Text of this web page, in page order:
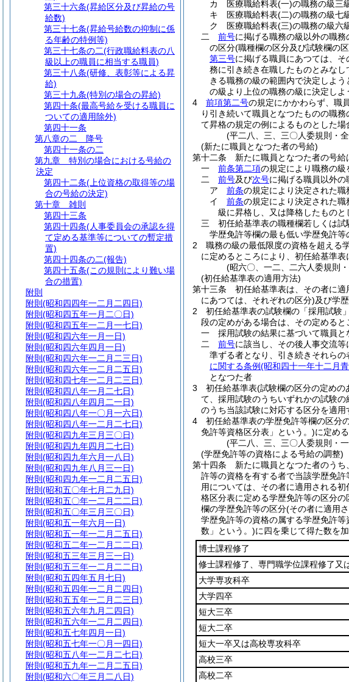
カ
医療職給料表(一)の職務の級三
キ
医療職給料表(二)の職務の級七
ク
医療職給料表(三)の職務の級六
二
前号に掲げる職務の級以外の職
の区分(職種欄の区分及び試験欄の
第三号に掲げる職員にあつては、
務に引き続き在職したものとみなし
きる職務の級の範囲内で決定しよ
の級より上位の職務の級に決定し
4
前項第二号の規定にかかわらず、職
り引き続いて職員となつたものの職務
て昇格の規定の例によるものとした
(平二八、三、三〇人委規則・
(新たに職員となつた者の号給)
第十二条
新たに職員となつた者の号給
一
前条第二項の規定により職務の
二
前号及び次号に掲げる職員以外
ア
前条の規定により決定された
イ
前条の規定により決定された
級に昇格し、又は降格したものと
三
初任給基準表の職種欄若しくは
学歴免許等欄の最も低い学歴免許
2
職務の級の最低限度の資格を超える
に定めるところにより、初任給基準
(昭六〇、一二、二六人委規則
(初任給基準表の適用方法)
第十三条
初任給基準表は、その者に
にあつては、それぞれの区分)及び学
2
初任給基準表の試験欄の「採用試験
段の定めがある場合は、その定めると
一
採用試験の結果に基づいて職員と
二
前号に該当し、その後人事交流
準ずる者となり、引き続きそれら
に関する条例(昭和四十一年十二月
となつた者
3
初任給基準表(試験欄の区分の定めの
て、採用試験のうちいずれかの試験
のうち当該試験に対応する区分を適用
4
初任給基準表の学歴免許等欄の区分
免許等資格区分表」という。)に定め
(平二八、三、三〇人委規則・
(学歴免許等の資格による号給の調整)
第十四条
新たに職員となつた者のう
許等の資格を有する者で当該学歴免
用については、その者に適用される
格区分表に定める学歴免許等の区分の
欄の学歴免許等の区分(その者に適用
学歴免許等の資格の属する学歴免許
数」という。)に四を乗じて得た数を
博士課程修了
修士課程修了、専門職学位課程修了又
大学専攻科卒
大学四卒
短大三卒
短大二卒
短大一卒又は高校専攻科卒
高校三卒
高校二卒
第三十六条(昇給区分及び昇給の号
給数)
第三十七条(昇給号給数の抑制に係
る年齢の特例等)
第三十七条の二(行政職給料表の八
級以上の職員に相当する職員)
第三十八条(研修、表彰等による昇
給)
第三十九条(特別の場合の昇給)
第四十条(最高号給を受ける職員に
ついての適用除外)
第四十一条
第八章の二
降号
第四十一条の二
第九章
特別の場合における号給の
決定
第四十二条(上位資格の取得等の場
合の号給の決定)
第十章
雑則
第四十三条
第四十四条(人事委員会の承認を得
て定める基準等についての暫定措
置)
第四十四条の二(報告)
第四十五条(この規則により難い場
合の措置)
附則
附則 (昭和四四年一二月二四日)
附則 (昭和四五年一月二〇日)
附則 (昭和四五年一二月一七日)
附則 (昭和四六年一月一日)
附則 (昭和四六年四月一日)
附則 (昭和四六年一二月二三日)
附則 (昭和四六年一二月二五日)
附則 (昭和四七年一二月二三日)
附則 (昭和四八年一月二七日)
附則 (昭和四八年四月二一日)
附則 (昭和四八年一〇月一六日)
附則 (昭和四八年一二月二七日)
附則 (昭和四九年三月三〇日)
附則 (昭和四九年四月二七日)
附則 (昭和四九年六月一八日)
附則 (昭和四九年八月三一日)
附則 (昭和四九年一二月二五日)
附則 (昭和五〇年七月二九日)
附則 (昭和五〇年一二月二二日)
附則 (昭和五〇年三月三〇日)
附則 (昭和五一年六月一日)
附則 (昭和五一年一二月二五日)
附則 (昭和五二年一二月二二日)
附則 (昭和五三年三月三一日)
附則 (昭和五三年一二月二二日)
附則 (昭和五四年五月七日)
附則 (昭和五四年一二月二四日)
附則 (昭和五五年一二月二三日)
附則 (昭和五六年九月二四日)
附則 (昭和五六年一二月二四日)
附則 (昭和五七年四月一日)
附則 (昭和五七年一〇月一四日)
附則 (昭和五八年一二月二七日)
附則 (昭和五九年一二月二五日)
附則 (昭和六〇年三月二八日)